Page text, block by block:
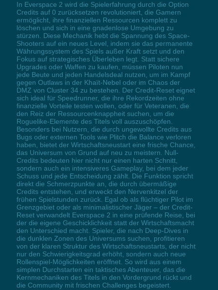
In Everspace 2 wird die Spielerfahrung durch die Option
Credits auf 0 zurücksetzen revolutioniert, die Gamern
ermöglicht, ihre finanziellen Ressourcen komplett zu
löschen und sich in eine gnadenlose Umgebung zu
stürzen. Diese Mechanik hebt die Spannung des Space-
Shooters auf ein neues Level, indem sie das permanente
Währungssystem des Spiels außer Kraft setzt und den
Fokus auf strategisches Überleben legt. Statt sichere
Upgrades oder Waffen zu kaufen, müssen Piloten nun
jede Beute und jeden Handelsdeal nutzen, um im Kampf
gegen Outlaws in der Khaït-Nebel oder im Chaos der
DMZ von Cluster 34 zu bestehen. Der Credit-Reset eignet
sich ideal für Speedrunner, die ihre Rekordzeiten ohne
finanzielle Vorteile testen wollen, oder für Veteranen, die
den Reiz der Ressourcenknappheit suchen, um die
Roguelike-Elemente des Titels voll auszuschöpfen.
Besonders bei Nutzern, die durch ungewollte Credits aus
Bugs oder externen Tools wie Plitch die Balance verloren
haben, bietet der Wirtschaftsneustart eine frische Chance,
das Universum von Grund auf neu zu meistern. Null-
Credits bedeuten hier nicht nur einen harten Schnitt,
sondern auch ein intensiveres Gameplay, bei dem jeder
Schuss und jede Entscheidung zählt. Die Funktion spricht
direkt die Schmerzpunkte an, die durch übermäßige
Credits entstehen, und erweckt den Nervenkitzel der
frühen Spielstunden zurück. Egal ob als flüchtiger Pilot im
Grenzgebiet oder als minimalistischer Jäger – der Credit-
Reset verwandelt Everspace 2 in eine prüfende Reise, bei
der die eigene Geschicklichkeit statt der Wirtschaftsmacht
den Unterschied macht. Spieler, die nach Deep-Dives in
die dunklen Zonen des Universums suchen, profitieren
von der klaren Struktur des Wirtschaftsneustarts, der nicht
nur den Schwierigkeitsgrad erhöht, sondern auch neue
Rollenspiel-Möglichkeiten eröffnet. So wird aus einem
simplen Durchstarten ein taktisches Abenteuer, das die
Kernmechaniken des Titels in den Vordergrund rückt und
die Community mit frischen Challenges begeistert.